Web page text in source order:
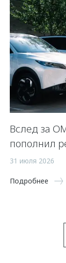
Вслед за
пополнил
31 июля 2026
Подробнее